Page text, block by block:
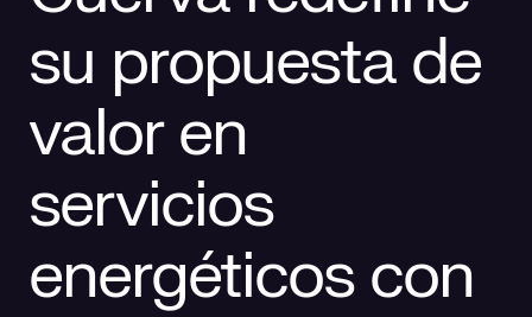
La mirada Cuerva
Trabaja en Cuerva
Prensa
Qué ofrecemos
Distribución
Smart Services
Smart Solutions
Innovación
Comunidad
Blog
Recursos
Contacto
su propuesta de
valor en
servicios
energéticos con